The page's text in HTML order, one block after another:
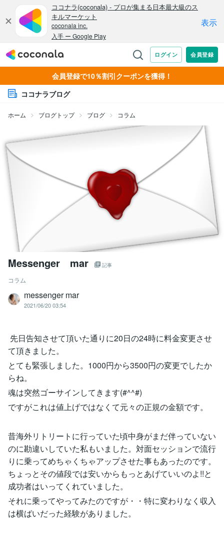
会員登録で10％割引クーポンを獲得！
ココナラブログ
ホーム ブログトップ ブログ コラム
Messenger mar 記事
コラム
messenger mar
2021/06/20 03:54
先日告知させて頂いた通りに20日の24時に料金変更させ
て頂きました。
とても緊張しました。1000円から3500円の変更でしたか
らね。
魂は突然ゴーサインしてきます(#^^#)
ですがこれは値上げではなくて元々の正規の金額です。
昔海外リトリートに行っていた頃中身がまだ伴っていない
のに勘違いしていた私もいました。対面セッションで流行
りに乗ってめちゃくちゃアップさせた事もあったのです。
ちょっとその値段では安いからもっとあげていいのよ!!と
成功者はいってくれていました。
それに乗ってやってみたのですが・・特に変わりなく収入
は横ばいだった経験がありました。